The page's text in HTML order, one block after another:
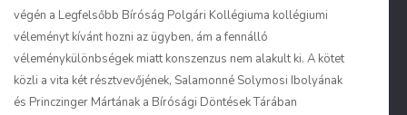
végén a Legfelsőbb Bíróság Polgári Kollégiuma kollégiumi
véleményt kívánt hozni az ügyben, ám a fennálló
véleménykülönbségek miatt konszenzus nem alakult ki. A kötet
közli a vita két résztvevőjének, Salamonné Solymosi Ibolyának
és Princzinger Mártának a Bírósági Döntések Tárában